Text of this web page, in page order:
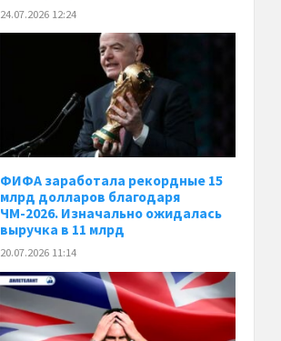
24.07.2026 12:24
ФИФА заработала рекордные 15
млрд долларов благодаря
ЧМ-2026. Изначально ожидалась
выручка в 11 млрд
20.07.2026 11:14